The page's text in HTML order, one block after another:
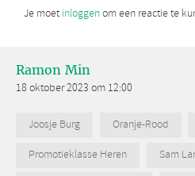
Je moet inloggenom een reactie te
Ramon Min
18 oktober 2023 om 12:00
Joosje Burg Oranje-Rood
Promotieklasse Heren
Sam